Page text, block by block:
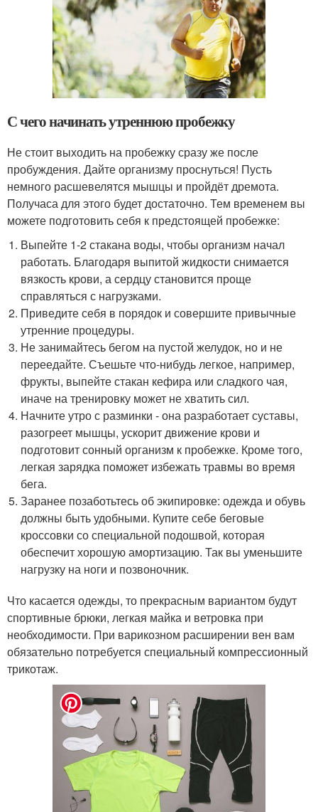
С чего начинать утреннюю пробежку
Не стоит выходить на пробежку сразу же после
пробуждения. Дайте организму проснуться! Пусть
немного расшевелятся мышцы и пройдёт дремота.
Получаса для этого будет достаточно. Тем временем вы
можете подготовить себя к предстоящей пробежке:
Выпейте 1-2 стакана воды, чтобы организм начал
работать. Благодаря выпитой жидкости снимается
вязкость крови, а сердцу становится проще
справляться с нагрузками.
Приведите себя в порядок и совершите привычные
утренние процедуры.
Не занимайтесь бегом на пустой желудок, но и не
переедайте. Съешьте что-нибудь легкое, например,
фрукты, выпейте стакан кефира или сладкого чая,
иначе на тренировку может не хватить сил.
Начните утро с разминки - она разработает суставы,
разогреет мышцы, ускорит движение крови и
подготовит сонный организм к пробежке. Кроме того,
легкая зарядка поможет избежать травмы во время
бега.
Заранее позаботьтесь об экипировке: одежда и обувь
должны быть удобными. Купите себе беговые
кроссовки со специальной подошвой, которая
обеспечит хорошую амортизацию. Так вы уменьшите
нагрузку на ноги и позвоночник.
Что касается одежды, то прекрасным вариантом будут
спортивные брюки, легкая майка и ветровка при
необходимости. При варикозном расширении вен вам
обязательно потребуется специальный компрессионный
трикотаж.